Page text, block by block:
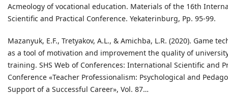
Acmeology of vocational education. Materials of the 16th
Scientific and Practical Conference. Yekaterinburg, Pp. 95-99.
Mazanyuk, E.F., Tretyakov, A.L., & Amichba, L.R. (2020). Game
as a tool of motivation and improvement the quality of
training. SHS Web of Conferences: International Scientific and
Conference «Teacher Professionalism: Psychological and
Support of a Successful Career», Vol. 87…